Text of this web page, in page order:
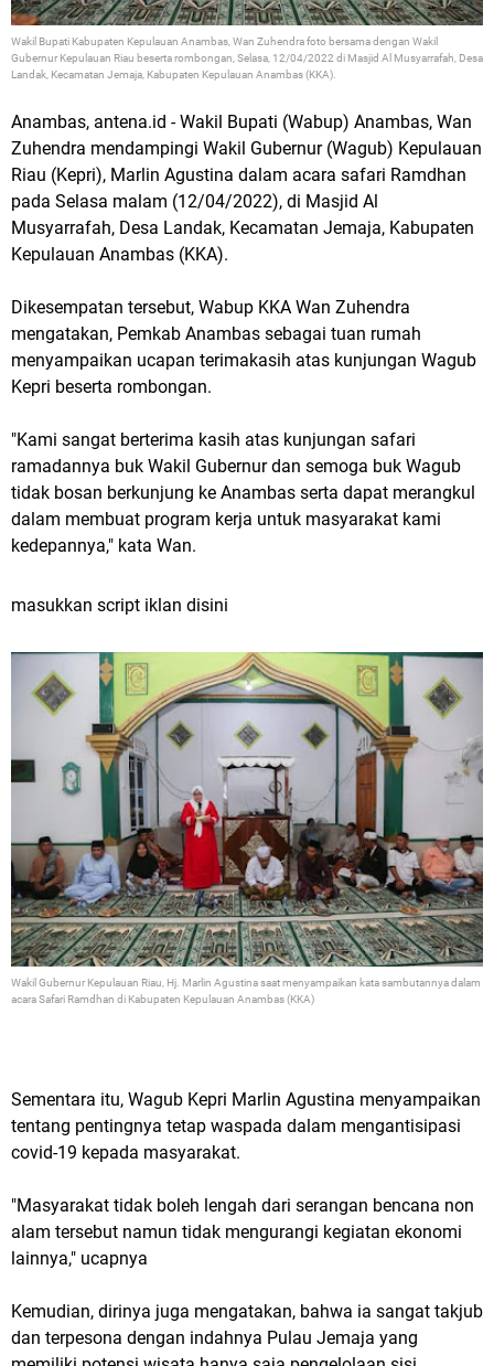
Wakil Bupati Kabupaten Kepulauan Anambas, Wan Zuhendra foto bersama dengan Wakil
Gubernur Kepulauan Riau beserta rombongan, Selasa, 12/04/2022 di Masjid Al Musyarrafah, Desa
Landak, Kecamatan Jemaja, Kabupaten Kepulauan Anambas (KKA).
Anambas, antena.id - Wakil Bupati (Wabup) Anambas, Wan
Zuhendra mendampingi Wakil Gubernur (Wagub) Kepulauan
Riau (Kepri), Marlin Agustina dalam acara safari Ramdhan
pada Selasa malam (12/04/2022), di Masjid Al
Musyarrafah, Desa Landak, Kecamatan Jemaja, Kabupaten
Kepulauan Anambas (KKA).
Dikesempatan tersebut, Wabup KKA Wan Zuhendra
mengatakan, Pemkab Anambas sebagai tuan rumah
menyampaikan ucapan terimakasih atas kunjungan Wagub
Kepri beserta rombongan.
"Kami sangat berterima kasih atas kunjungan safari
ramadannya buk Wakil Gubernur dan semoga buk Wagub
tidak bosan berkunjung ke Anambas serta dapat merangkul
dalam membuat program kerja untuk masyarakat kami
kedepannya," kata Wan.
masukkan script iklan disini
Wakil Gubernur Kepulauan Riau, Hj. Marlin Agustina saat menyampaikan kata sambutannya dalam
acara Safari Ramdhan di Kabupaten Kepulauan Anambas (KKA)
Sementara itu, Wagub Kepri Marlin Agustina menyampaikan
tentang pentingnya tetap waspada dalam mengantisipasi
covid-19 kepada masyarakat.
"Masyarakat tidak boleh lengah dari serangan bencana non
alam tersebut namun tidak mengurangi kegiatan ekonomi
lainnya," ucapnya
Kemudian, dirinya juga mengatakan, bahwa ia sangat takjub
dan terpesona dengan indahnya Pulau Jemaja yang